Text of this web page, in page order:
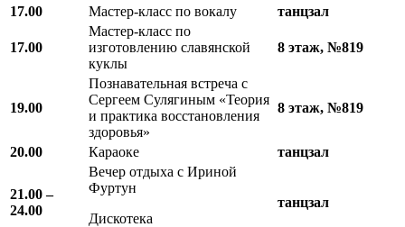
17.00 Мастер-класс по вокалу танцзал
17.00
Мастер-класс по
изготовлению славянской
куклы
8 этаж, №819
19.00
Познавательная встреча с
Сергеем Сулягиным «Теория
и практика восстановления
здоровья»
8 этаж, №819
20.00 Караоке танцзал
21.00 –
24.00
Вечер отдыха с Ириной
Фуртун
Дискотека
танцзал